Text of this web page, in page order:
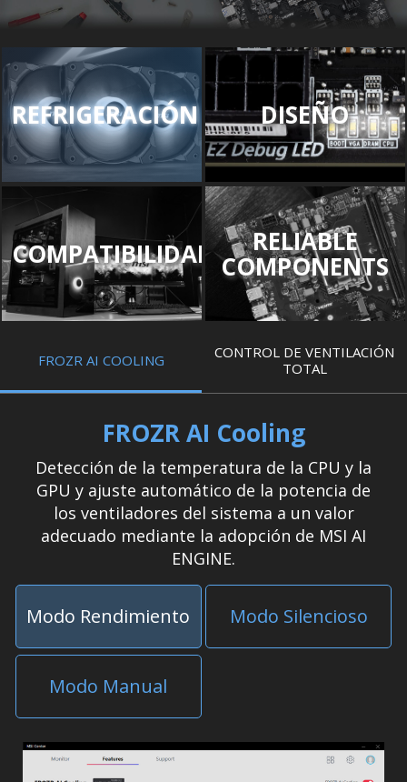
REFRIGERACIÓN DISEÑO
COMPATIBILIDAD RELIABLE
COMPONENTS
FROZR AI COOLING
CONTROL DE VENTILACIÓN
TOTAL
FROZR AI Cooling
Detección de la temperatura de la CPU y la
GPU y ajuste automático de la potencia de
los ventiladores del sistema a un valor
adecuado mediante la adopción de MSI AI
ENGINE.
Modo Rendimiento Modo Silencioso
Modo Manual